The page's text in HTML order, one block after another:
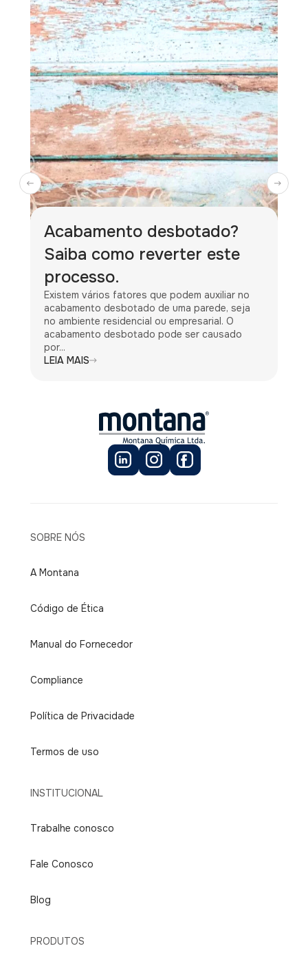
Acabamento desbotado?
Saiba como reverter este
processo.
Existem vários fatores que podem auxiliar no
acabamento desbotado de uma parede, seja
no ambiente residencial ou empresarial. O
acabamento desbotado pode ser causado
por...
LEIA MAIS
SOBRE NÓS
A Montana
Código de Ética
Manual do Fornecedor
Compliance
Política de Privacidade
Termos de uso
INSTITUCIONAL
Trabalhe conosco
Fale Conosco
Blog
PRODUTOS